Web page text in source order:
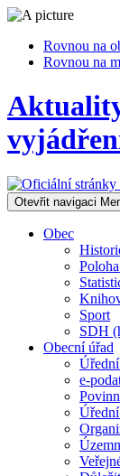
Rovnou na
Rovnou na
Otevřit navigaci
Obec
Sport
SDH
Obecní úřad
Úřední
e-